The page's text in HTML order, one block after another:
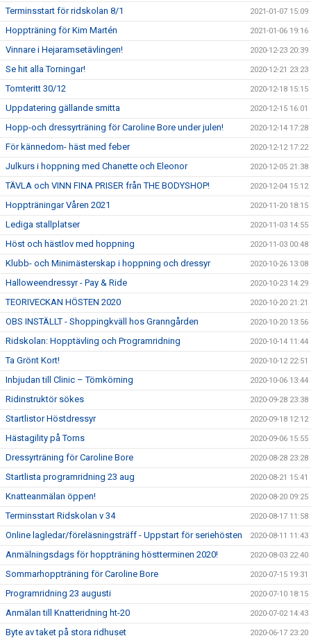
Terminsstart för ridskolan 8/1 2021-01-07 15:09
Hoppträning för Kim Martén 2021-01-06 19:16
Vinnare i Hejaramsetävlingen! 2020-12-23 20:39
Se hit alla Torningar! 2020-12-21 23:23
Tomteritt 30/12 2020-12-18 15:15
Uppdatering gällande smitta 2020-12-15 16:01
Hopp-och dressyrträning för Caroline Bore under julen! 2020-12-14 17:28
För kännedom- häst med feber 2020-12-12 17:22
Julkurs i hoppning med Chanette och Eleonor 2020-12-05 21:38
TÄVLA och VINN FINA PRISER från THE BODYSHOP! 2020-12-04 15:12
Hoppträningar Våren 2021 2020-11-20 18:15
Lediga stallplatser 2020-11-03 14:55
Höst och hästlov med hoppning 2020-11-03 00:48
Klubb- och Minimästerskap i hoppning och dressyr 2020-10-26 13:08
Halloweendressyr - Pay & Ride 2020-10-23 14:29
TEORIVECKAN HÖSTEN 2020 2020-10-20 21:21
OBS INSTÄLLT - Shoppingkväll hos Granngården 2020-10-20 13:56
Ridskolan: Hopptävling och Programridning 2020-10-14 11:44
Ta Grönt Kort! 2020-10-12 22:51
Inbjudan till Clinic – Tömkörning 2020-10-06 13:44
Ridinstruktör sökes 2020-09-28 23:38
Startlistor Höstdressyr 2020-09-18 12:12
Hästagility på Torns 2020-09-06 15:55
Dressyrträning för Caroline Bore 2020-08-28 23:28
Startlista programridning 23 aug 2020-08-21 15:41
Knatteanmälan öppen! 2020-08-20 09:25
Terminsstart Ridskolan v 34 2020-08-17 11:58
Online lagledar/föreläsningsträff - Uppstart för seriehösten 2020-08-11 11:43
Anmälningsdags för hoppträning höstterminen 2020! 2020-08-03 22:40
Sommarhoppträning för Caroline Bore 2020-07-15 19:31
Programridning 23 augusti 2020-07-10 18:15
Anmälan till Knatteridning ht-20 2020-07-02 14:43
Byte av taket på stora ridhuset 2020-06-17 23:20